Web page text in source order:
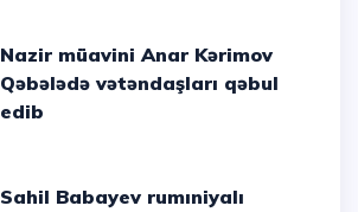
Nazir müavini Anar Kərimov
Qəbələdə vətəndaşları qəbul
edib
Sahil Babayev rumıniyalı